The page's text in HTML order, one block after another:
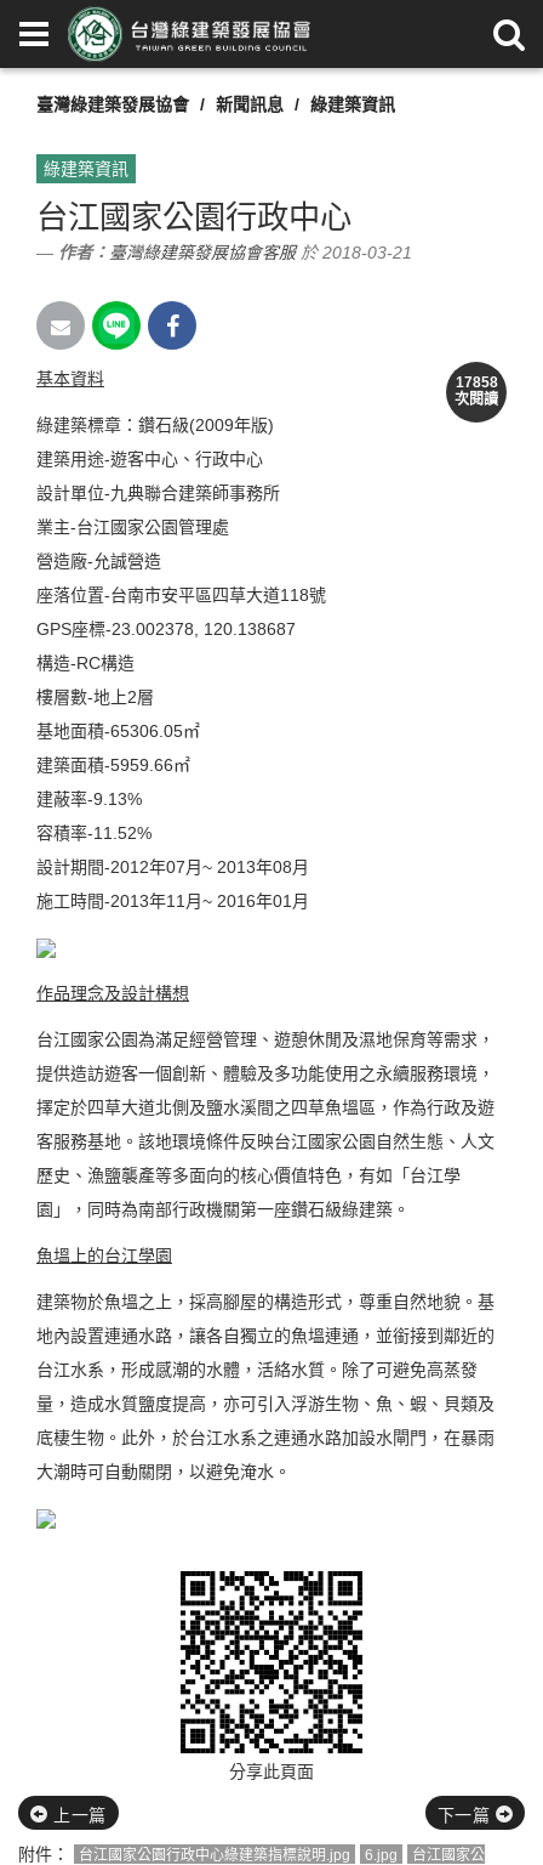
臺灣綠建築發展協會 新聞訊息 綠建築資訊
綠建築資訊
台江國家公園行政中心
作者： 臺灣綠建築發展協會客服於 2018-03-21
17858
次閱讀
基本資料
綠建築標章：鑽石級(2009年版)
建築用途-遊客中心、行政中心
設計單位-九典聯合建築師事務所
業主-台江國家公園管理處
營造廠-允誠營造
座落位置-台南市安平區四草大道118號
GPS座標-23.002378, 120.138687
構造-RC構造
樓層數-地上2層
基地面積-65306.05㎡
建築面積-5959.66㎡
建蔽率-9.13%
容積率-11.52%
設計期間-2012年07月~ 2013年08月
施工時間-2013年11月~ 2016年01月
作品理念及設計構想
台江國家公園為滿足經營管理、遊憩休閒及濕地保育等需求，
提供造訪遊客一個創新、體驗及多功能使用之永續服務環境，
擇定於四草大道北側及鹽水溪間之四草魚塭區，作為行政及遊
客服務基地。該地環境條件反映台江國家公園自然生態、人文
歷史、漁鹽襲產等多面向的核心價值特色，有如「台江學
園」，同時為南部行政機關第一座鑽石級綠建築。
魚塭上的台江學園
建築物於魚塭之上，採高腳屋的構造形式，尊重自然地貌。基
地內設置連通水路，讓各自獨立的魚塭連通，並銜接到鄰近的
台江水系，形成感潮的水體，活絡水質。除了可避免高蒸發
量，造成水質鹽度提高，亦可引入浮游生物、魚、蝦、貝類及
底棲生物。此外，於台江水系之連通水路加設水閘門，在暴雨
大潮時可自動關閉，以避免淹水。
分享此頁面
上一篇
下一篇
附件：
台江國家公園行政中心綠建築指標說明.jpg 6.jpg
台江國家公